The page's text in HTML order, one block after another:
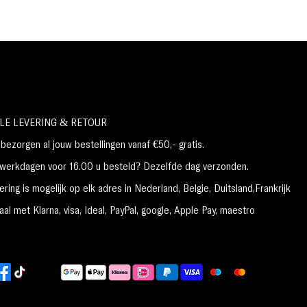
LEVERING & RETOUR
al jouw bestellingen vanaf €50,- gratis.
voor 16.00 u besteld? Dezelfde dag verzonden.
is mogelijk op elk adres in Nederland, België, Duitsland,Frankrijk
met Klarna, visa, Ideal, PayPal, google, Apple Pay, maestro